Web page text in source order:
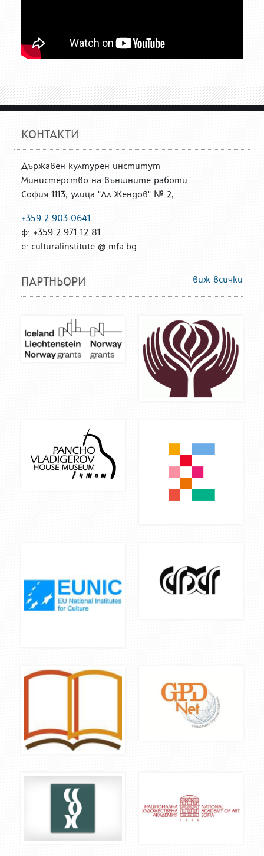
КОНТАКТИ
Държавен културен институт
Министерство на външните работи
София 1113, улица "Ал.Жендов" № 2,
+359 2 903 0641
ф: +359 2 971 12 81
е: culturalinstitute @ mfa.bg
ПАРТНЬОРИ виж всички